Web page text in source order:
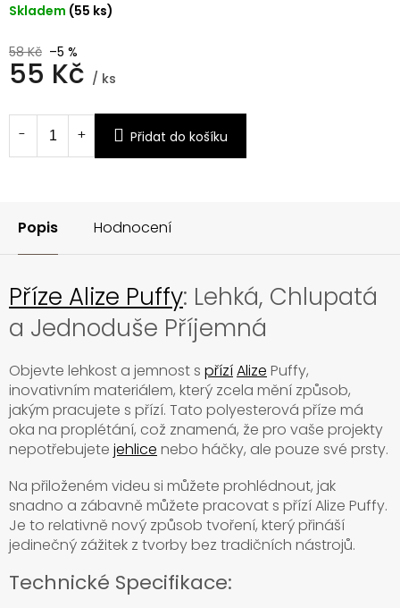
58 Kč –5 %
55 Kč / ks
cena:
Skladem (55 ks)
Přidat do košíku
Popis Hodnocení
Příze Alize Puffy: Lehká, Chlupatá
a Jednoduše Příjemná
Objevte lehkost a jemnost s přízíAlize Puffy,
inovativním materiálem, který zcela mění způsob,
jakým pracujete s přízí. Tato polyesterová příze má
oka na proplétání, což znamená, že pro vaše projekty
nepotřebujete jehlice nebo háčky, ale pouze své prsty.
Na přiloženém videu si můžete prohlédnout, jak
snadno a zábavně můžete pracovat s přízí Alize Puffy.
Je to relativně nový způsob tvoření, který přináší
jedinečný zážitek z tvorby bez tradičních nástrojů.
Technické Specifikace: